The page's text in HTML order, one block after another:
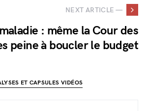
NEXT ARTICLE —
: même la Cour des
peine à boucler le budget
ET CAPSULES VIDÉOS